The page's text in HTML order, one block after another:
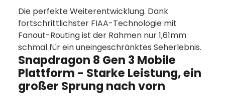
Die perfekte Weiterentwicklung. Dank
fortschrittlichster FIAA-Technologie mit
Fanout-Routing ist der Rahmen nur 1,61mm
schmal für ein uneingeschränktes Seherlebnis.
Snapdragon 8 Gen 3 Mobile
Plattform - Starke Leistung, ein
großer Sprung nach vorn